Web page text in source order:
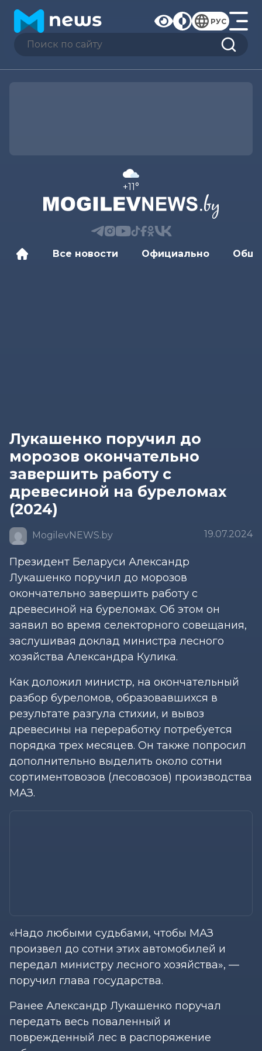
РУС
+11°
Все новости Официально
Лукашенко поручил до
морозов окончательно
завершить работу с
древесиной на буреломах
(2024)
MogilevNEWS.by 19.07.2024
Президент Беларуси Александр
Лукашенко поручил до морозов
окончательно завершить работу с
древесиной на буреломах. Об этом он
заявил во время селекторного совещания,
заслушивая доклад министра лесного
хозяйства Александра Кулика.
Как доложил министр, на окончательный
разбор буреломов, образовавшихся в
результате разгула стихии, и вывоз
древесины на переработку потребуется
порядка трех месяцев. Он также попросил
дополнительно выделить около сотни
сортиментовозов (лесовозов) производства
МАЗ.
«Надо любыми судьбами, чтобы МАЗ
произвел до сотни этих автомобилей и
передал министру лесного хозяйства», —
поручил глава государства.
Ранее Александр Лукашенко поручал
передать весь поваленный и
поврежденный лес в распоряжение